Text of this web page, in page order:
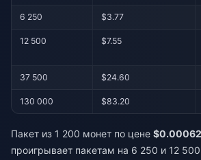
6 250 $3.77
12 500 $7.55
37 500 $24.60
130 000 $83.20
Пакет из 1 200 монет по цене
проигрывает пакетам на 6 250 и 12